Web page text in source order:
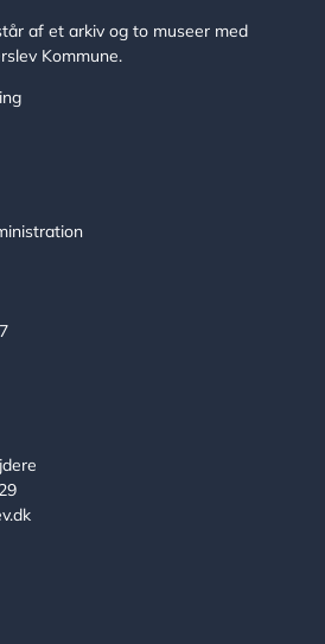
af et arkiv og to museer med
Kommune.